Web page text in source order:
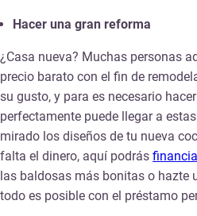
Hacer una gran reforma
¿Casa nueva? Muchas personas
precio barato con el fin de
su gusto, y para es necesario
perfectamente puede llegar a
mirado los diseños de tu nueva
falta el dinero, aquí podrás
las baldosas más bonitas o hazte
todo es posible con el préstamo